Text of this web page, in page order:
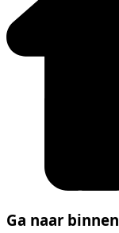
Ga naar binnen